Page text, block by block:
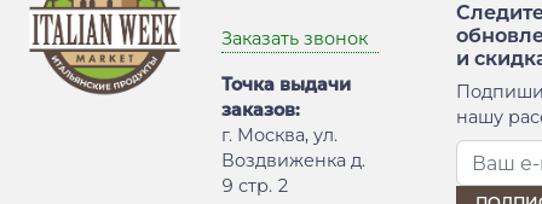
Заказать звонок
Точка выдачи
заказов:
г. Москва, ул.
Воздвиженка д.
9 стр. 2
и
нашу